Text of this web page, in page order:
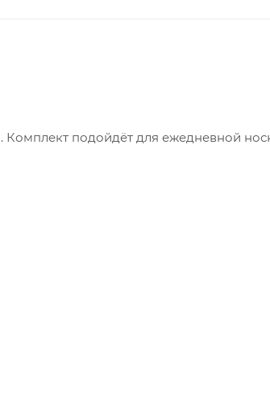
Комплект подойдёт для ежедневной